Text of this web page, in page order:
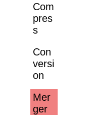
Com
pres
s
Con
versi
on
Mer
ger